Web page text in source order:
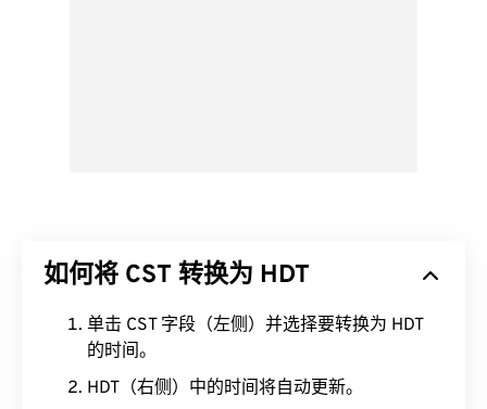
如何将 CST 转换为 HDT
单击 CST 字段（左侧）并选择要转换为 HDT
的时间。
HDT（右侧）中的时间将自动更新。